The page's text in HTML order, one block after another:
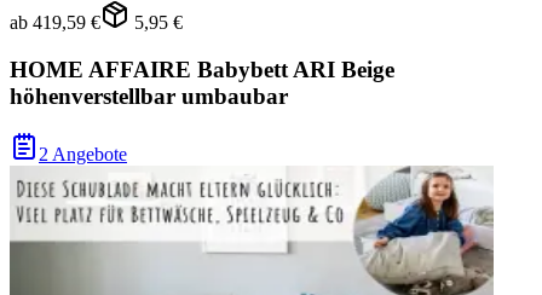
ab 419,59 € 5,95 €
HOME AFFAIRE Babybett ARI Beige
höhenverstellbar umbaubar
2 Angebote